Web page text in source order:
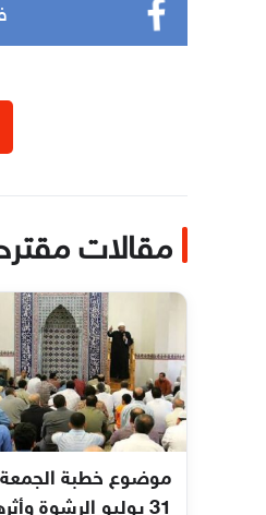
مقالات
موضوع خطبة الجمعة
31 يوليو الرشوة